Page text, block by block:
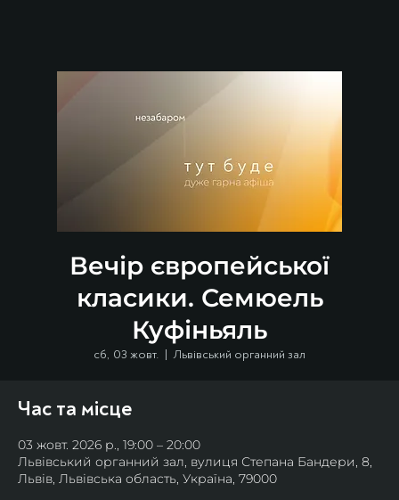
Вечір європейської
класики. Семюель
Куфіньяль
сб, 03 жовт.
  |
Львівський органний зал
Час та місце
03 жовт. 2026 р., 19:00 – 20:00
Львівський органний зал, вулиця Степана Бандери, 8,
Львів, Львівська область, Україна, 79000